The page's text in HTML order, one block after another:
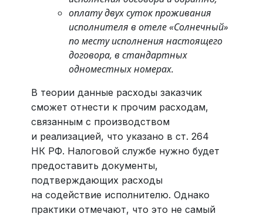
оплату двух суток проживания
исполнителя в отеле «Солнечный»
по месту исполнения настоящего
договора, в стандартных
одноместных номерах.
В теории данные расходы заказчик
сможет отнести к прочим расходам,
связанным с производством
и реализацией, что указано в ст. 264
НК РФ. Налоговой службе нужно будет
предоставить документы,
подтверждающих расходы
на содействие исполнителю. Однако
практики отмечают, что это не самый